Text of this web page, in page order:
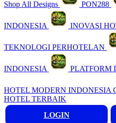
Shop All Designs PON288
INDONESIA INOVASI
TEKNOLOGI PERHOTELAN
INDONESIA PLATFORM
HOTEL MODERN INDONESIA
HOTEL TERBAIK
LOGIN